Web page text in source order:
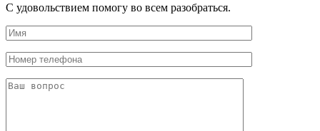
С удовольствием помогу во всем разобраться.